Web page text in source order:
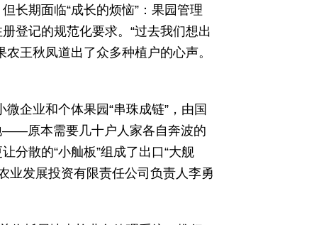
长期面临“成长的烦恼”：果园管理
登记的规范化要求。“过去我们想出
王秋凤道出了众多种植户的心声。
企业和个体果园“串珠成链”，由国
——原本需要几十户人家各自奔波的
分散的“小舢板”组成了出口“大舰
业发展投资有限责任公司负责人李勇